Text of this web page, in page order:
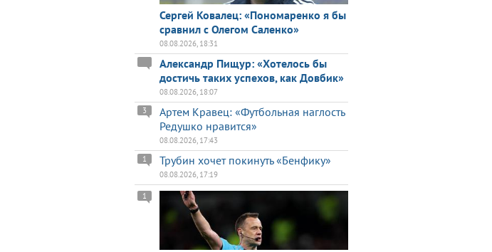
Сергей Ковалец: «Пономаренко я бы
сравнил с Олегом Саленко»
08.08.2026, 18:31
Александр Пищур: «Хотелось бы
достичь таких успехов, как Довбик»
08.08.2026, 18:07
Артем Кравец: «Футбольная наглость
Редушко нравится»
3
08.08.2026, 17:43
Трубин хочет покинуть «Бенфику»
1
08.08.2026, 17:19
1